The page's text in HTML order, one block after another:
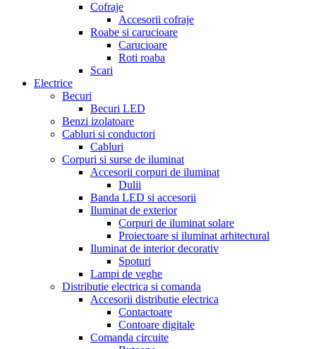
Cofraje
Accesorii cofraje
Roabe si carucioare
Carucioare
Roti roaba
Scari
Electrice
Becuri
Becuri LED
Benzi izolatoare
Cabluri si conductori
Cabluri
Corpuri si surse de iluminat
Accesorii corpuri de iluminat
Dulii
Banda LED si accesorii
Iluminat de exterior
Corpuri de iluminat solare
Proiectoare si iluminat arhitectural
Iluminat de interior decorativ
Spoturi
Lampi de veghe
Distributie electrica si comanda
Accesorii distributie electrica
Contactoare
Contoare digitale
Comanda circuite